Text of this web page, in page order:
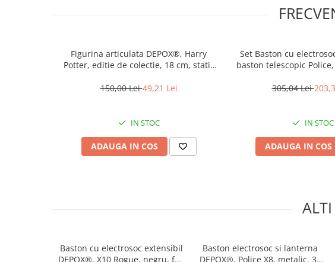
Figurina articulata DEPOX®, Harry
Potter, editie de colectie, 18 cm, stativ
150,00 Lei49,21 Lei
IN STOC
ADAUGA IN COS
Set Baston cu
baston telescopic
305,04 Lei
IN STOC
ADAUGA IN COS
Baston cu electrosoc extensibil
DEPOX®, X10 Rogue, negru, full
Baston electrosoc si lanterna
DEPOX®, Police X8, metalic, 35